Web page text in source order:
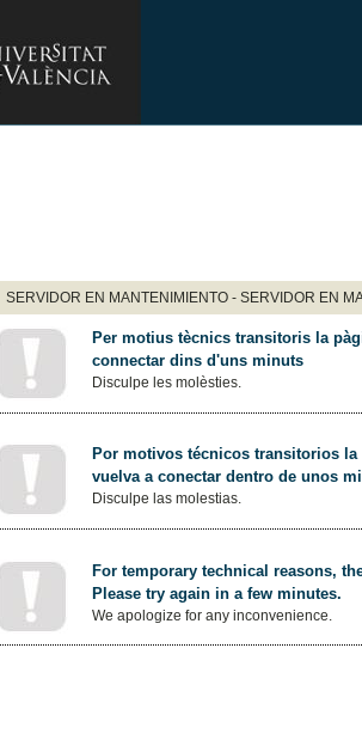
SERVIDOR EN MANTENIMIENTO - SERVIDOR EN
Per motius tècnics transitoris la
connectar dins d'uns minuts
Disculpe les molèsties.
Por motivos técnicos transitorios
vuelva a conectar dentro de unos
Disculpe las molestias.
For temporary technical reasons,
Please try again in a few minutes.
We apologize for any inconvenience.